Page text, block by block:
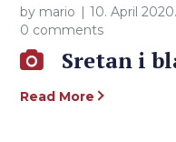
by mario 10. April 2020.
0 comments
Sretan i
Read More